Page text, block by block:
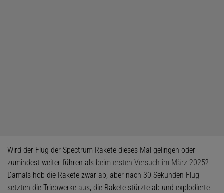
Wird der Flug der Spectrum-Rakete dieses Mal gelingen oder
zumindest weiter führen als beim ersten Versuch im März 2025?
Damals hob die Rakete zwar ab, aber nach 30 Sekunden Flug
setzten die Triebwerke aus, die Rakete stürzte ab und explodierte